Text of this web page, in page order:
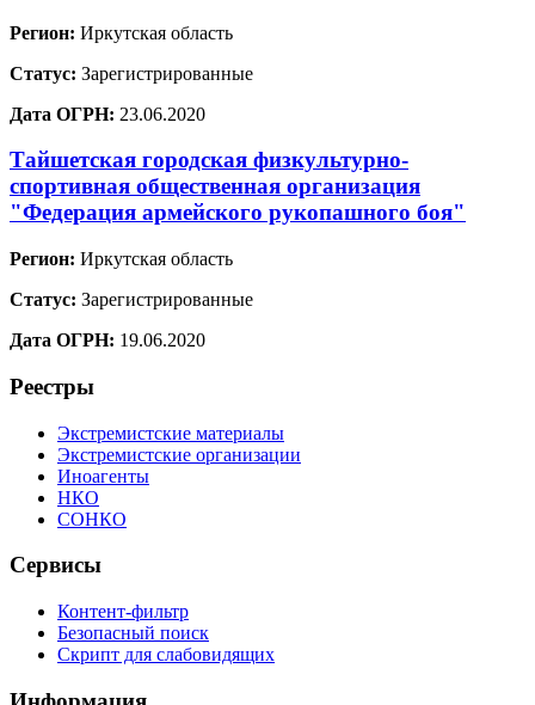
Регион: Иркутская область
Статус: Зарегистрированные
Дата ОГРН: 23.06.2020
Тайшетская городская физкультурно-
спортивная общественная организация
"Федерация армейского рукопашного боя"
Регион: Иркутская область
Статус: Зарегистрированные
Дата ОГРН: 19.06.2020
Реестры
Экстремистские материалы
Экстремистские организации
Иноагенты
НКО
СОНКО
Сервисы
Контент-фильтр
Безопасный поиск
Скрипт для слабовидящих